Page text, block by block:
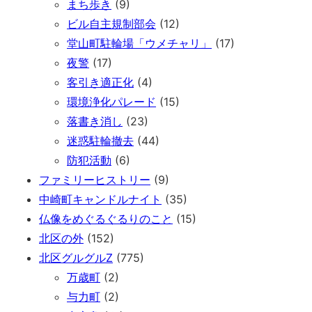
まち歩き (9)
ビル自主規制部会 (12)
堂山町駐輪場「ウメチャリ」
(17)
夜警 (17)
客引き適正化 (4)
環境浄化パレード (15)
落書き消し (23)
迷惑駐輪撤去 (44)
防犯活動 (6)
ファミリーヒストリー (9)
中崎町キャンドルナイト (35)
仏像をめぐるぐるりのこと (15)
北区の外 (152)
北区グルグルZ (775)
万歳町 (2)
与力町 (2)